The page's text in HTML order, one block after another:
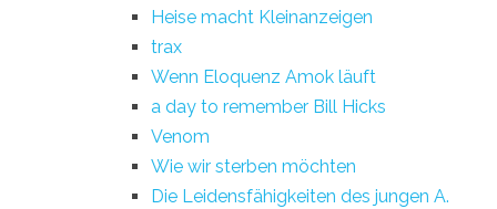
Heise macht Kleinanzeigen
trax
Wenn Eloquenz Amok läuft
a day to remember Bill Hicks
Venom
Wie wir sterben möchten
Die Leidensfähigkeiten des jungen A.